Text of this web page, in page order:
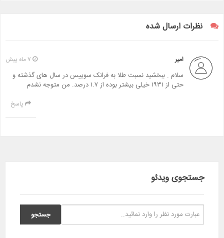
نظرات ارسال شده
امیر
سلام . ببخشید نسبت طلا به فرانک سوییس در سال های گذشته و
حتی از ۱۹۳۱ خیلی بیشتر بوده از ۱.۷ درصد. من متوجه نشدم
پاسخ
جستجوی ویدئو